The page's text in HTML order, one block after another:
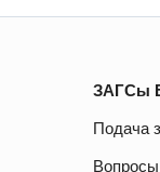
ЗАГСы
Подача
Вопросы